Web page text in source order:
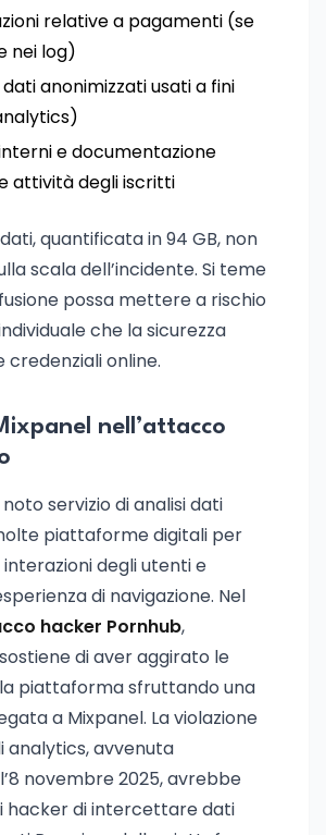
relative a pagamenti (se
nei log)
dati anonimizzati usati a fini
e documentazione
attività degli iscritti
quantificata in 94 GB, non
scala dell’incidente. Si teme
possa mettere a rischio
che la sicurezza
credenziali online.
nell’attacco
servizio di analisi dati
piattaforme digitali per
degli utenti e
di navigazione. Nel
hacker Pornhub,
di aver aggirato le
piattaforma sfruttando una
a Mixpanel. La violazione
analytics, avvenuta
novembre 2025, avrebbe
hacker di intercettare dati